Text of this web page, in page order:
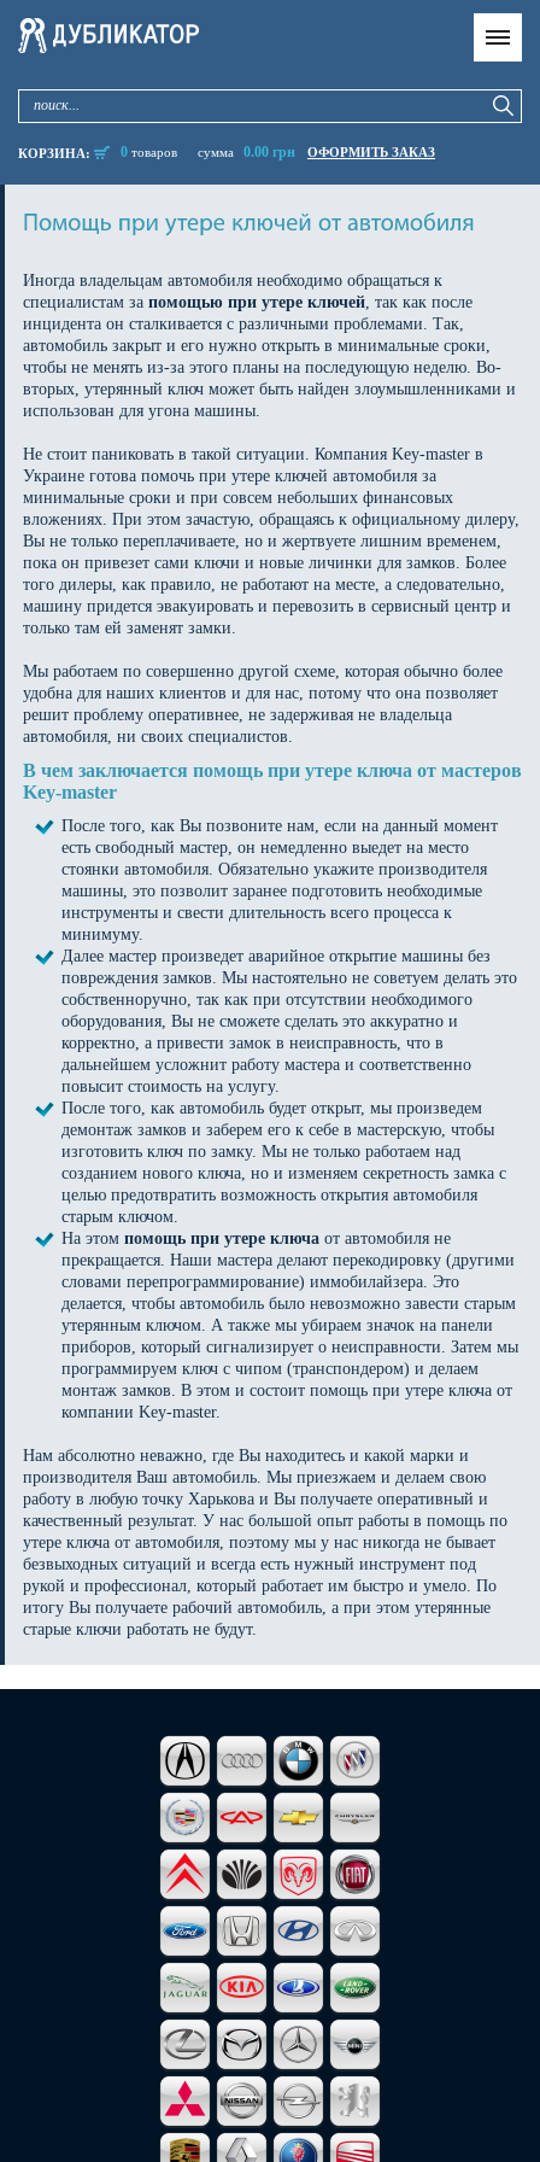
КОРЗИНА: 0 товаров сумма 0.00 грн ОФОРМИТЬ ЗАКАЗ
Иногда владельцам автомобиля необходимо обращаться к
специалистам за помощью при утере ключей, так как после
инцидента он сталкивается с различными проблемами. Так,
автомобиль закрыт и его нужно открыть в минимальные сроки,
чтобы не менять из-за этого планы на последующую неделю. Во-
вторых, утерянный ключ может быть найден злоумышленниками и
использован для угона машины.
Не стоит паниковать в такой ситуации. Компания Key-master в
Украине готова помочь при утере ключей автомобиля за
минимальные сроки и при совсем небольших финансовых
вложениях. При этом зачастую, обращаясь к официальному дилеру,
Вы не только переплачиваете, но и жертвуете лишним временем,
пока он привезет сами ключи и новые личинки для замков. Более
того дилеры, как правило, не работают на месте, а следовательно,
машину придется эвакуировать и перевозить в сервисный центр и
только там ей заменят замки.
Мы работаем по совершенно другой схеме, которая обычно более
удобна для наших клиентов и для нас, потому что она позволяет
решит проблему оперативнее, не задерживая не владельца
автомобиля, ни своих специалистов.
В чем заключается помощь при утере ключа от мастеров
Key-master
После того, как Вы позвоните нам, если на данный момент
есть свободный мастер, он немедленно выедет на место
стоянки автомобиля. Обязательно укажите производителя
машины, это позволит заранее подготовить необходимые
инструменты и свести длительность всего процесса к
минимуму.
Далее мастер произведет аварийное открытие машины без
повреждения замков. Мы настоятельно не советуем делать это
собственноручно, так как при отсутствии необходимого
оборудования, Вы не сможете сделать это аккуратно и
корректно, а привести замок в неисправность, что в
дальнейшем усложнит работу мастера и соответственно
повысит стоимость на услугу.
После того, как автомобиль будет открыт, мы произведем
демонтаж замков и заберем его к себе в мастерскую, чтобы
изготовить ключ по замку. Мы не только работаем над
созданием нового ключа, но и изменяем секретность замка с
целью предотвратить возможность открытия автомобиля
старым ключом.
На этом помощь при утере ключа от автомобиля не
прекращается. Наши мастера делают перекодировку (другими
словами перепрограммирование) иммобилайзера. Это
делается, чтобы автомобиль было невозможно завести старым
утерянным ключом. А также мы убираем значок на панели
приборов, который сигнализирует о неисправности. Затем мы
программируем ключ с чипом (транспондером) и делаем
монтаж замков. В этом и состоит помощь при утере ключа от
компании Key-master.
Нам абсолютно неважно, где Вы находитесь и какой марки и
производителя Ваш автомобиль. Мы приезжаем и делаем свою
работу в любую точку Харькова и Вы получаете оперативный и
качественный результат. У нас большой опыт работы в помощь по
утере ключа от автомобиля, поэтому мы у нас никогда не бывает
безвыходных ситуаций и всегда есть нужный инструмент под
рукой и профессионал, который работает им быстро и умело. По
итогу Вы получаете рабочий автомобиль, а при этом утерянные
старые ключи работать не будут.